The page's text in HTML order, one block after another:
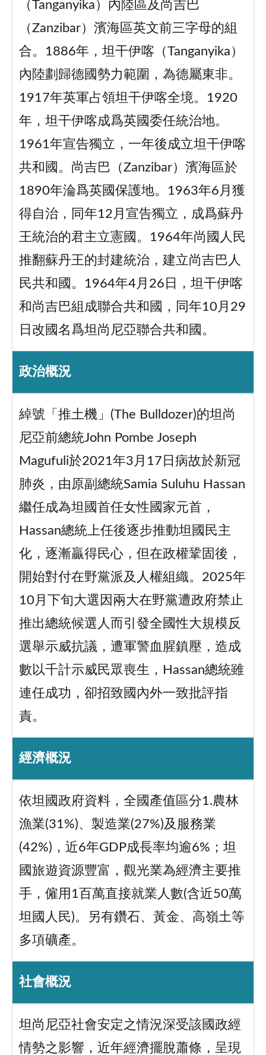
（Tanganyika）內陸區及尚吉巴
（Zanzibar）濱海區英文前三字母的組
合。1886年，坦干伊喀（Tanganyika）
內陸劃歸德國勢力範圍，為德屬東非。
1917年英軍占領坦干伊喀全境。1920
年，坦干伊喀成爲英國委任統治地。
1961年宣告獨立，一年後成立坦干伊喀
共和國。尚吉巴（Zanzibar）濱海區於
1890年淪爲英國保護地。1963年6月獲
得自治，同年12月宣告獨立，成爲蘇丹
王統治的君主立憲國。1964年尚國人民
推翻蘇丹王的封建統治，建立尚吉巴人
民共和國。1964年4月26日，坦干伊喀
和尚吉巴組成聯合共和國，同年10月29
日改國名爲坦尚尼亞聯合共和國。
政治概況
綽號「推土機」(The Bulldozer)的坦尚
尼亞前總統John Pombe Joseph
Magufuli於2021年3月17日病故於新冠
肺炎，由原副總統Samia Suluhu Hassan
繼任成為坦國首任女性國家元首，
Hassan總統上任後逐步推動坦國民主
化，逐漸贏得民心，但在政權鞏固後，
開始對付在野黨派及人權組織。2025年
10月下旬大選因兩大在野黨遭政府禁止
推出總統候選人而引發全國性大規模反
選舉示威抗議，遭軍警血腥鎮壓，造成
數以千計示威民眾喪生，Hassan總統雖
連任成功，卻招致國內外一致批評指
責。
經濟概況
依坦國政府資料，全國產值區分1.農林
漁業(31%)、製造業(27%)及服務業
(42%)，近6年GDP成長率均逾6%；坦
國旅遊資源豐富，觀光業為經濟主要推
手，僱用1百萬直接就業人數(含近50萬
坦國人民)。另有鑽石、黃金、高嶺土等
多項礦產。
社會概況
坦尚尼亞社會安定之情況深受該國政經
情勢之影響，近年經濟擺脫蕭條，呈現